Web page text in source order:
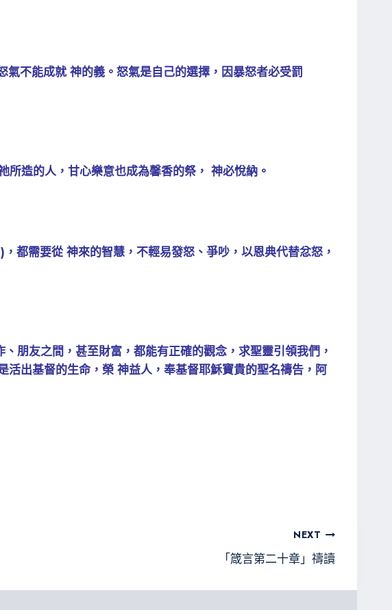
不能成就 神的義。怒氣是自己的選擇，因暴怒者必受罰
造的人，甘心樂意也成為馨香的祭， 神必悅納。
都需要從 神來的智慧，不輕易發怒、爭吵，以恩典代替忿怒，
朋友之間，甚至財富，都能有正確的觀念，求聖靈引領我們，
出基督的生命，榮 神益人，奉基督耶穌寶貴的聖名禱告，阿
NEXT
「箴言第二十章」禱讀